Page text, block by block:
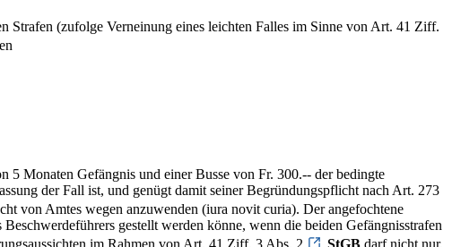
Strafen (zufolge Verneinung eines leichten Falles im Sinne von Art. 41 Ziff.
5 Monaten Gefängnis und einer Busse von Fr. 300.-- der bedingte
der Fall ist, und genügt damit seiner Begründungspflicht nach Art. 273
von Amtes wegen anzuwenden (iura novit curia). Der angefochtene
gestellt werden könne, wenn die beiden Gefängnisstrafen